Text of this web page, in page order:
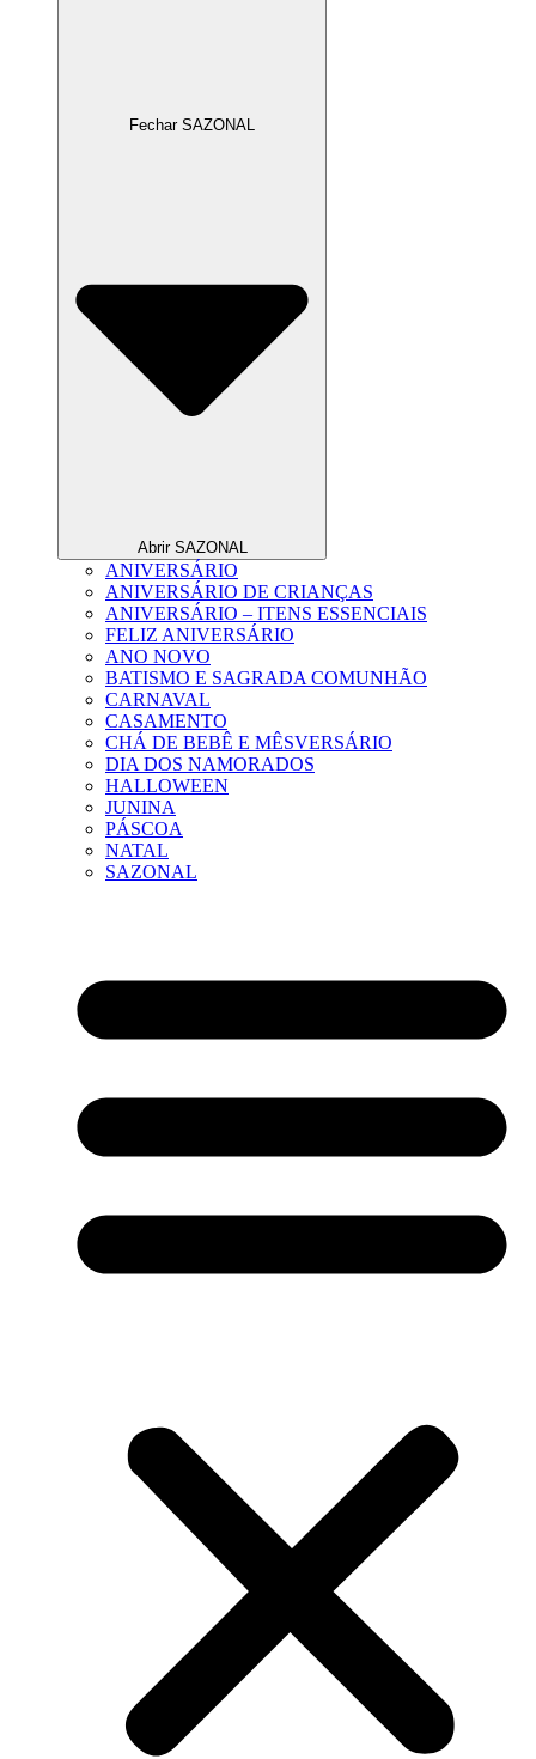
Fechar SAZONAL
Abrir SAZONAL
ANIVERSÁRIO
ANIVERSÁRIO DE CRIANÇAS
ANIVERSÁRIO – ITENS ESSENCIAIS
FELIZ ANIVERSÁRIO
ANO NOVO
BATISMO E SAGRADA COMUNHÃO
CARNAVAL
CASAMENTO
CHÁ DE BEBÊ E MÊSVERSÁRIO
DIA DOS NAMORADOS
HALLOWEEN
JUNINA
PÁSCOA
NATAL
SAZONAL